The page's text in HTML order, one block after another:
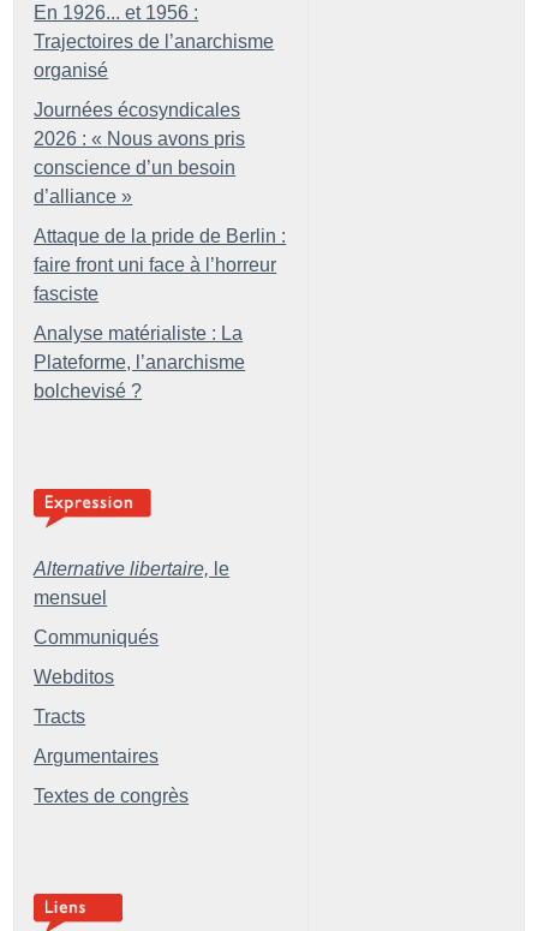
En 1926... et 1956 :
Trajectoires de l’anarchisme
organisé
Journées écosyndicales
2026 : « Nous avons pris
conscience d’un besoin
d’alliance »
Attaque de la pride de Berlin :
faire front uni face à l’horreur
fasciste
Analyse matérialiste : La
Plateforme, l’anarchisme
bolchevisé ?
Alternative libertaire, le
mensuel
Communiqués
Webditos
Tracts
Argumentaires
Textes de congrès